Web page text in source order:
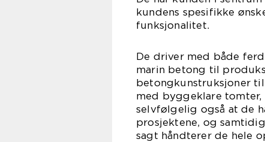
kundens spesifikke
De driver med både
marin betong til
betongkunstruksjoner
med byggeklare
selvfølgelig også at de
prosjektene, og
sagt håndterer de hele